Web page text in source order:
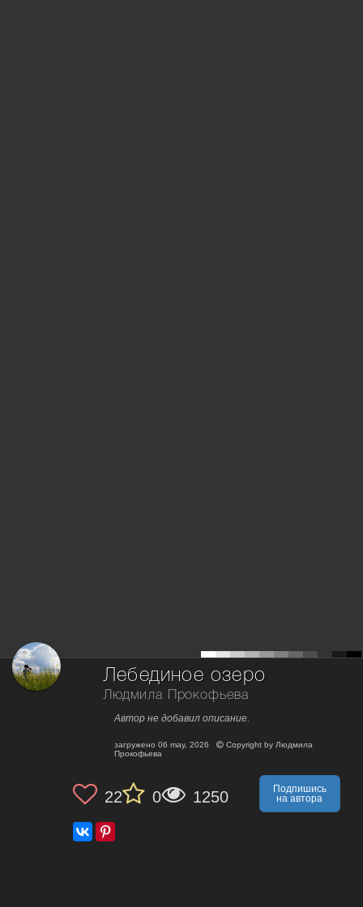
Лебединое озеро
Людмила Прокофьева
Автор не добавил описание.
загружено 06 may, 2026 Copyright by Людмила
Прокофьева
22 0 1250
Подпишись
на автора